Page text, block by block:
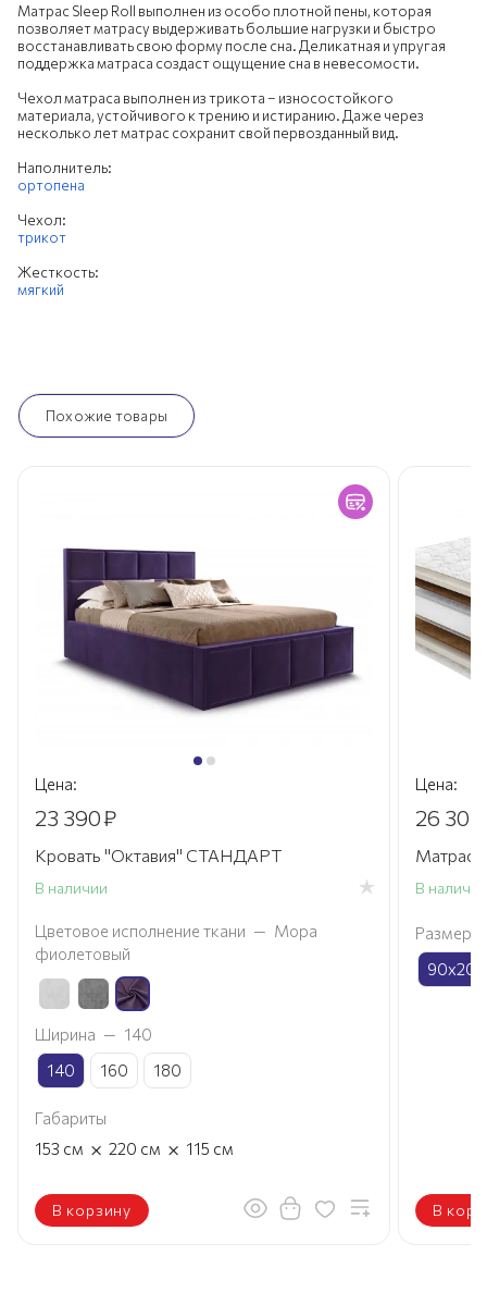
Матрас Sleep Roll выполнен из особо плотной пены, которая
позволяет матрасу выдерживать большие нагрузки и быстро
восстанавливать свою форму после сна. Деликатная и упругая
поддержка матраса создаст ощущение сна в невесомости.
Чехол матраса выполнен из трикота – износостойкого
материала, устойчивого к трению и истиранию. Даже через
несколько лет матрас сохранит свой первозданный вид.
Наполнитель:
ортопена
Чехол:
трикот
Жесткость:
мягкий
Похожие товары
Цена:
23 390₽
Кровать "Октавия" СТАНДАРТ
В наличии
Цветовое исполнение ткани — Мора
фиолетовый
Ширина — 140
140
160 180
Габариты
153 см × 220 см × 115 см
В корзину
Цена:
26 304
Матрас
В наличии
Размер
В